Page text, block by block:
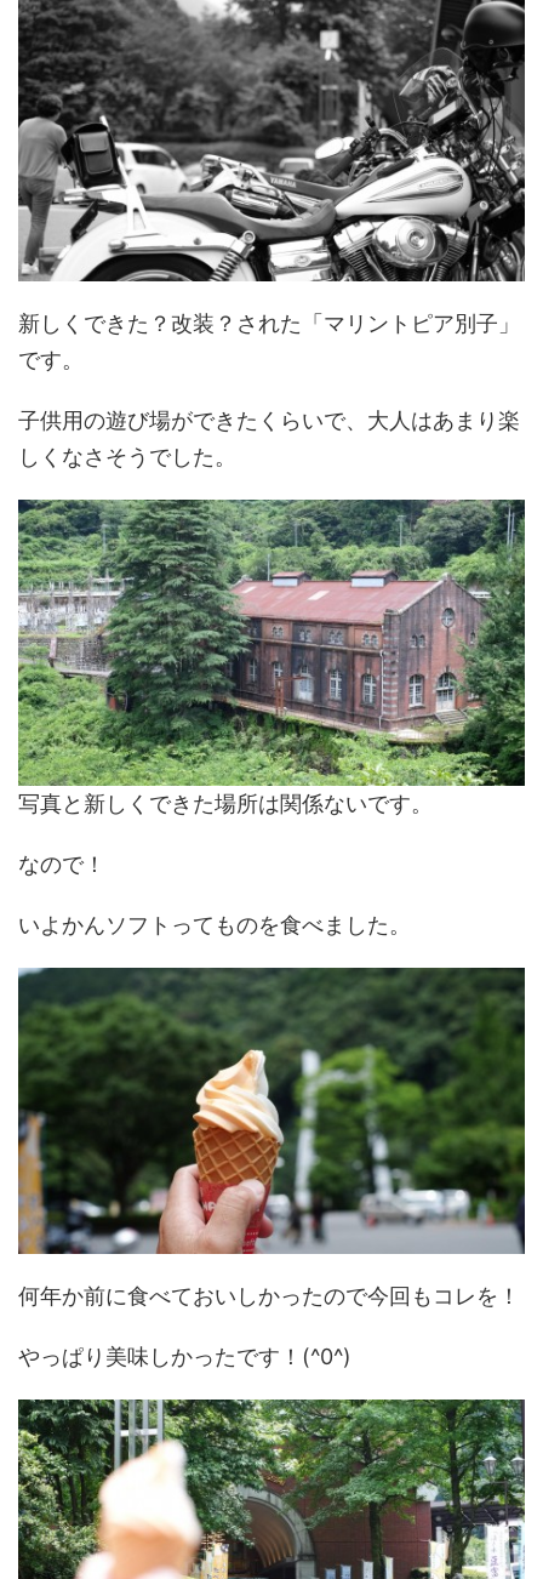
新しくできた？改装？された「マリントピア別子」
です。
子供用の遊び場ができたくらいで、大人はあまり楽
しくなさそうでした。
写真と新しくできた場所は関係ないです。
なので！
いよかんソフトってものを食べました。
何年か前に食べておいしかったので今回もコレを！
やっぱり美味しかったです！(^0^)